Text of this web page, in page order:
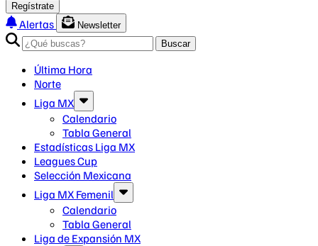
Regístrate
Alertas
Newsletter
Buscar
Última Hora
Norte
Liga MX
Calendario
Tabla General
Estadísticas Liga MX
Leagues Cup
Selección Mexicana
Liga MX Femenil
Calendario
Tabla General
Liga de Expansión MX